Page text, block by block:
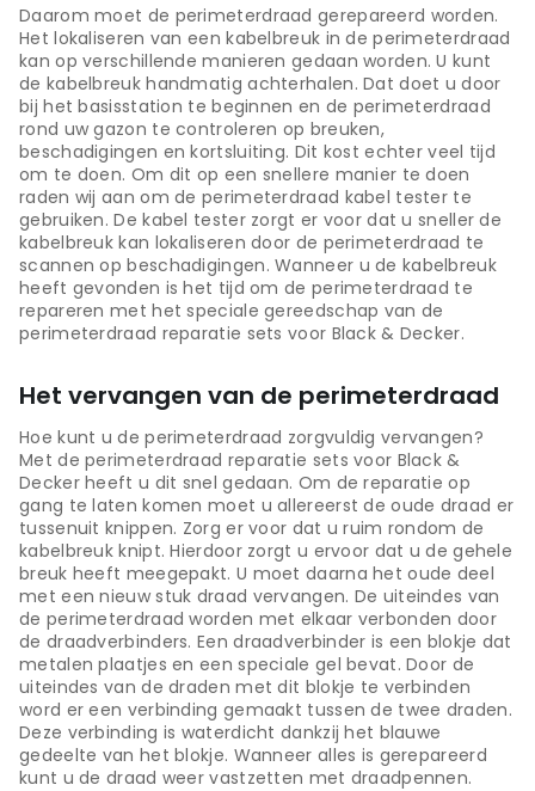
Daarom moet de perimeterdraad gerepareerd worden.
Het lokaliseren van een kabelbreuk in de perimeterdraad
kan op verschillende manieren gedaan worden. U kunt
de kabelbreuk handmatig achterhalen. Dat doet u door
bij het basisstation te beginnen en de perimeterdraad
rond uw gazon te controleren op breuken,
beschadigingen en kortsluiting. Dit kost echter veel tijd
om te doen. Om dit op een snellere manier te doen
raden wij aan om de perimeterdraad kabel tester te
gebruiken. De kabel tester zorgt er voor dat u sneller de
kabelbreuk kan lokaliseren door de perimeterdraad te
scannen op beschadigingen. Wanneer u de kabelbreuk
heeft gevonden is het tijd om de perimeterdraad te
repareren met het speciale gereedschap van de
perimeterdraad reparatie sets voor Black & Decker.
Het vervangen van de perimeterdraad
Hoe kunt u de perimeterdraad zorgvuldig vervangen?
Met de perimeterdraad reparatie sets voor Black &
Decker heeft u dit snel gedaan. Om de reparatie op
gang te laten komen moet u allereerst de oude draad er
tussenuit knippen. Zorg er voor dat u ruim rondom de
kabelbreuk knipt. Hierdoor zorgt u ervoor dat u de gehele
breuk heeft meegepakt. U moet daarna het oude deel
met een nieuw stuk draad vervangen. De uiteindes van
de perimeterdraad worden met elkaar verbonden door
de draadverbinders. Een draadverbinder is een blokje dat
metalen plaatjes en een speciale gel bevat. Door de
uiteindes van de draden met dit blokje te verbinden
word er een verbinding gemaakt tussen de twee draden.
Deze verbinding is waterdicht dankzij het blauwe
gedeelte van het blokje. Wanneer alles is gerepareerd
kunt u de draad weer vastzetten met draadpennen.